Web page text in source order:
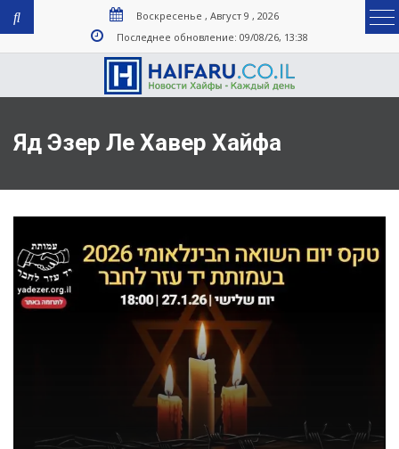
Воскресенье , Август 9 , 2026
Последнее обновление: 09/08/26, 13:38
Яд Эзер Ле Хавер Хайфа